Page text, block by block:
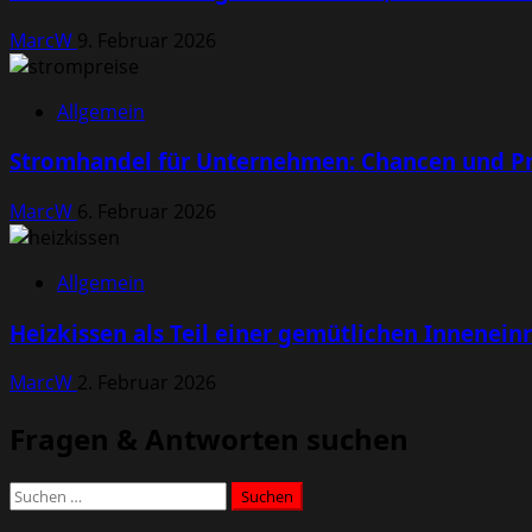
MarcW 9. Februar 2026
Allgemein
Stromhandel für Unternehmen: Chancen und
MarcW 6. Februar 2026
Allgemein
Heizkissen als Teil einer gemütlichen
MarcW 2. Februar 2026
Fragen & Antworten suchen
Suchen